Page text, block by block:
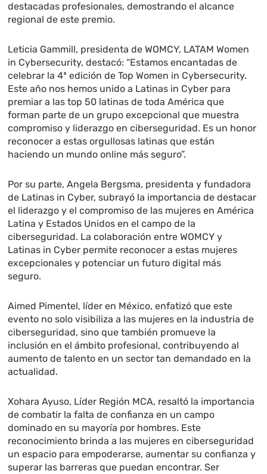
destacadas profesionales, demostrando el alcance
regional de este premio.
Leticia Gammill, presidenta de WOMCY, LATAM Women
in Cybersecurity, destacó: “Estamos encantadas de
celebrar la 4ª edición de Top Women in Cybersecurity.
Este año nos hemos unido a Latinas in Cyber para
premiar a las top 50 latinas de toda América que
forman parte de un grupo excepcional que muestra
compromiso y liderazgo en ciberseguridad. Es un honor
reconocer a estas orgullosas latinas que están
haciendo un mundo online más seguro”.
Por su parte, Angela Bergsma, presidenta y fundadora
de Latinas in Cyber, subrayó la importancia de destacar
el liderazgo y el compromiso de las mujeres en América
Latina y Estados Unidos en el campo de la
ciberseguridad. La colaboración entre WOMCY y
Latinas in Cyber permite reconocer a estas mujeres
excepcionales y potenciar un futuro digital más
seguro.
Aimed Pimentel, líder en México, enfatizó que este
evento no solo visibiliza a las mujeres en la industria de
ciberseguridad, sino que también promueve la
inclusión en el ámbito profesional, contribuyendo al
aumento de talento en un sector tan demandado en la
actualidad.
Xohara Ayuso, Líder Región MCA, resaltó la importancia
de combatir la falta de confianza en un campo
dominado en su mayoría por hombres. Este
reconocimiento brinda a las mujeres en ciberseguridad
un espacio para empoderarse, aumentar su confianza y
superar las barreras que puedan encontrar. Ser